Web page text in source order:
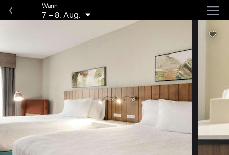
Wann
7 –8. Aug.